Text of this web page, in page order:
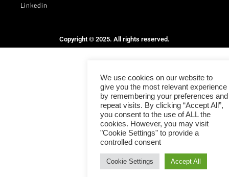
Linkedin
Copyright © 2025. All rights reserved.
We use cookies on our website to
give you the most relevant experience
by remembering your preferences and
repeat visits. By clicking “Accept All”,
you consent to the use of ALL the
cookies. However, you may visit
"Cookie Settings" to provide a
controlled consent
Cookie Settings Accept All